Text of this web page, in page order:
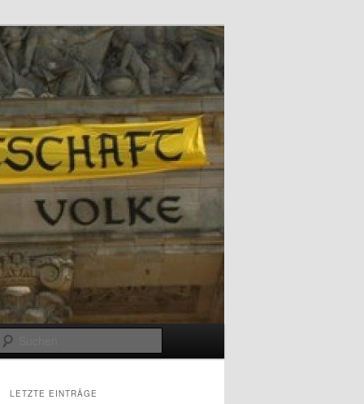
LETZTE EINTRÄGE